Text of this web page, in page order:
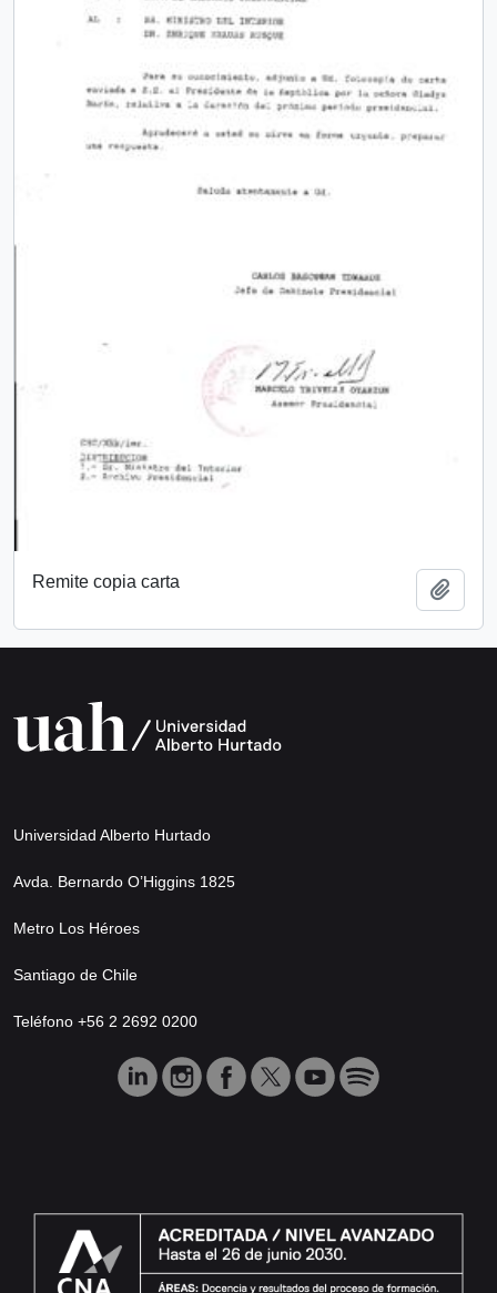
Remite copia carta
Universidad Alberto Hurtado
Avda. Bernardo O’Higgins 1825
Metro Los Héroes
Santiago de Chile
Teléfono +56 2 2692 0200